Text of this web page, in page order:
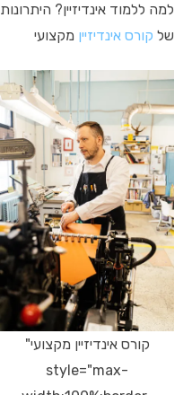
למה ללמוד אינדיזיין? היתרונות
של קורס אינדיזיין מקצועי
קורס אינדיזיין מקצועי"
style="max-